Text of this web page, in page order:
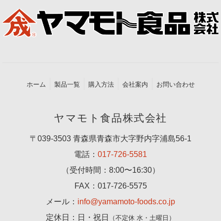
ホーム 製品一覧 購入方法 会社案内 お問い合わせ
ヤマモト食品株式会社
〒039-3503 青森県青森市大字野内字浦島56-1
電話： 017-726-5581
（受付時間：8:00〜16:30）
FAX：017-726-5575
メール： info@yamamoto-foods.co.jp
定休日：日・祝日
（不定休 水・土曜日）